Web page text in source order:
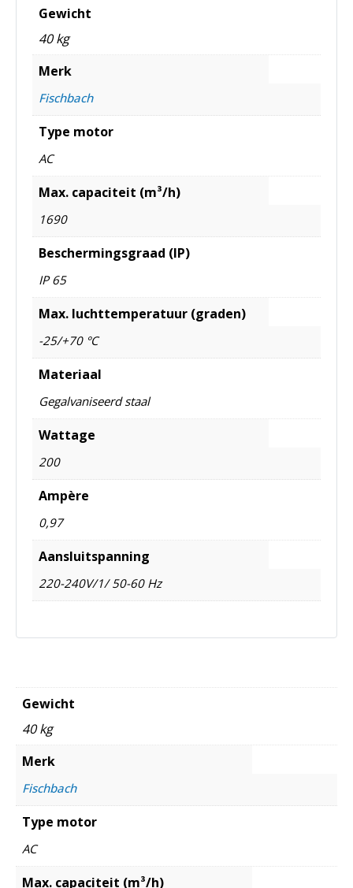
Gewicht
40 kg
Merk
Fischbach
Type motor
AC
Max. capaciteit (m³/h)
1690
Beschermingsgraad (IP)
IP 65
Max. luchttemperatuur (graden)
-25/+70 °C
Materiaal
Gegalvaniseerd staal
Wattage
200
Ampère
0,97
Aansluitspanning
220-240V/1/ 50-60 Hz
Gewicht
40 kg
Merk
Fischbach
Type motor
AC
Max. capaciteit (m³/h)